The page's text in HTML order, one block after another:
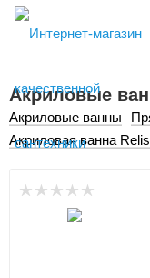
Акриловые
Акриловые ванны
Акриловая ванна